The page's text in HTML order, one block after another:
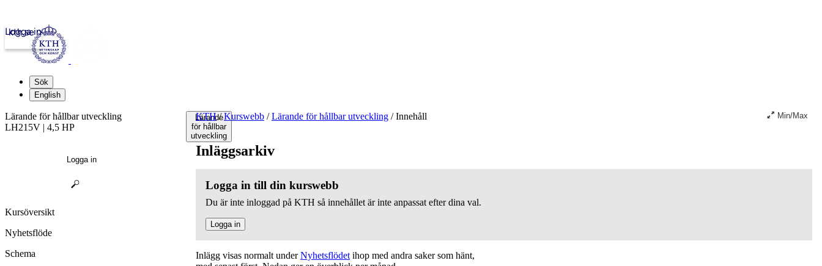
kth.se
Logga in
Sök
English
Lärande
för hållbar
utveckling
KTH / Kurswebb / Lärande för hållbar utveckling /Innehåll Min/Max
Inläggsarkiv
Logga in till din kurswebb
Du är inte inloggad på KTH så innehållet är inte anpassat efter dina val.
Logga in
Inlägg visas normalt underNyhetsflödet ihop med andra saker som hänt,
Lärande för hållbar utveckling
LH215V | 4,5 HP
Logga in
Kursöversikt
Nyhetsflöde
Schema